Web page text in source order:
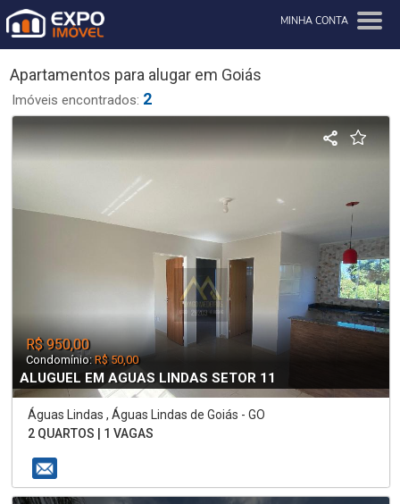
MINHA CONTA
Apartamentos para alugar em Goiás
Imóveis encontrados: 2
R$ 950,00
Condomínio:R$ 50,00
ALUGUEL EM AGUAS LINDAS SETOR 11
Águas Lindas , Águas Lindas de Goiás - GO
2 QUARTOS | 1 VAGAS